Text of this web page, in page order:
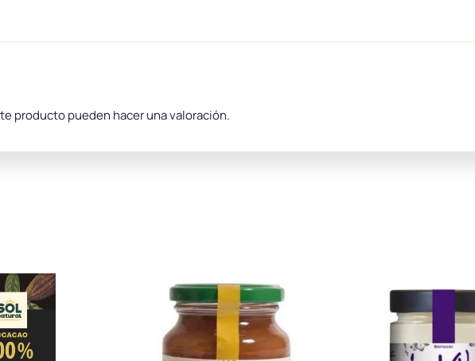
producto pueden hacer una valoración.